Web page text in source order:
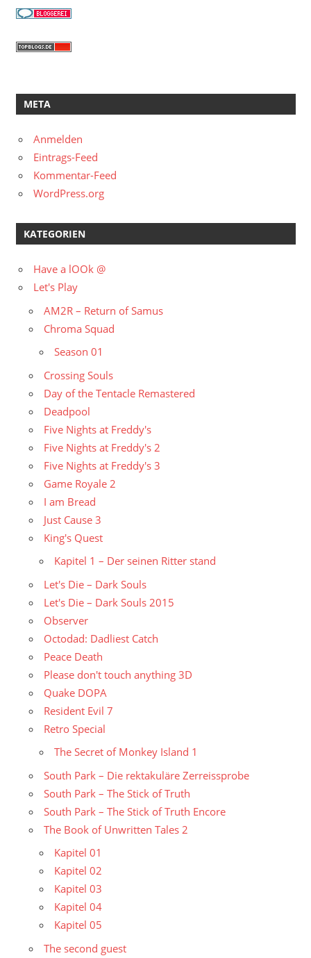
META
Anmelden
Eintrags-Feed
Kommentar-Feed
WordPress.org
KATEGORIEN
Have a lOOk @
Let's Play
AM2R – Return of Samus
Chroma Squad
Season 01
Crossing Souls
Day of the Tentacle Remastered
Deadpool
Five Nights at Freddy's
Five Nights at Freddy's 2
Five Nights at Freddy's 3
Game Royale 2
I am Bread
Just Cause 3
King's Quest
Kapitel 1 – Der seinen Ritter stand
Let's Die – Dark Souls
Let's Die – Dark Souls 2015
Observer
Octodad: Dadliest Catch
Peace Death
Please don't touch anything 3D
Quake DOPA
Resident Evil 7
Retro Special
The Secret of Monkey Island 1
South Park – Die rektakuläre Zerreissprobe
South Park – The Stick of Truth
South Park – The Stick of Truth Encore
The Book of Unwritten Tales 2
Kapitel 01
Kapitel 02
Kapitel 03
Kapitel 04
Kapitel 05
The second guest